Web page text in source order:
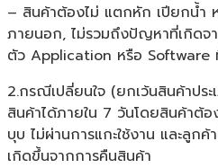
– สินค้าต้องไม่ แตกหัก เปียกน้ำ
ภายนอก, ไม่รวมถึงปัญหาที่เกิดจ
ตัว Application หรือ Software
2.กรณีเปลี่ยนใจ (ยกเว้นสินค้าปร
สินค้าได้ภายใน 7 วันโดยสินค้าต้
บุบ ไม่ผ่านการแกะใช้งาน และลูก
เกิดขึ้นจากการคืนสินค้า